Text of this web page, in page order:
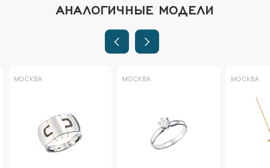
АНАЛОГИЧНЫЕ МОДЕЛИ
МОСКВА МОСКВА МОСКВА